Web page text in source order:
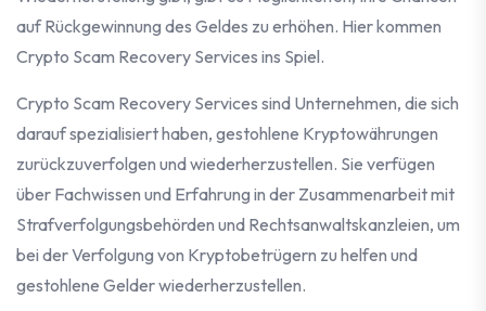
auf Rückgewinnung des Geldes zu erhöhen. Hier kommen
Crypto Scam Recovery Services ins Spiel.
Crypto Scam Recovery Services sind Unternehmen, die sich
darauf spezialisiert haben, gestohlene Kryptowährungen
zurückzuverfolgen und wiederherzustellen. Sie verfügen
über Fachwissen und Erfahrung in der Zusammenarbeit mit
Strafverfolgungsbehörden und Rechtsanwaltskanzleien, um
bei der Verfolgung von Kryptobetrügern zu helfen und
gestohlene Gelder wiederherzustellen.